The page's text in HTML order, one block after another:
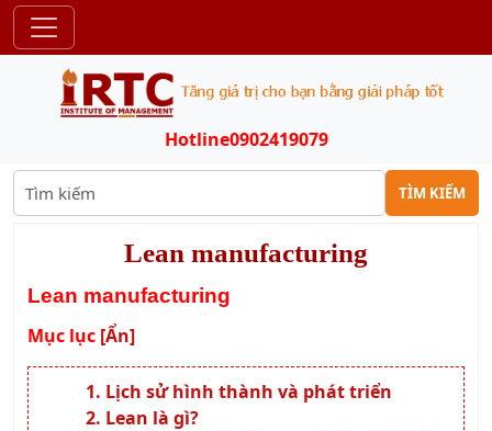
Hotline0902419079
TÌM KIẾM
Lean manufacturing
Lean manufacturing
Mục lục [Ẩn]
Lịch sử hình thành và phát triển
Lean là gì?